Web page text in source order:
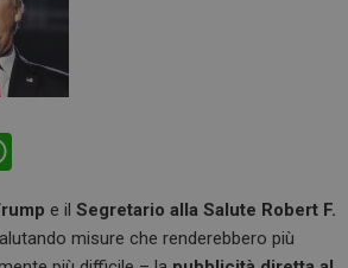
at e ilSegretario alla Salute Robert F.
misure che renderebbero più